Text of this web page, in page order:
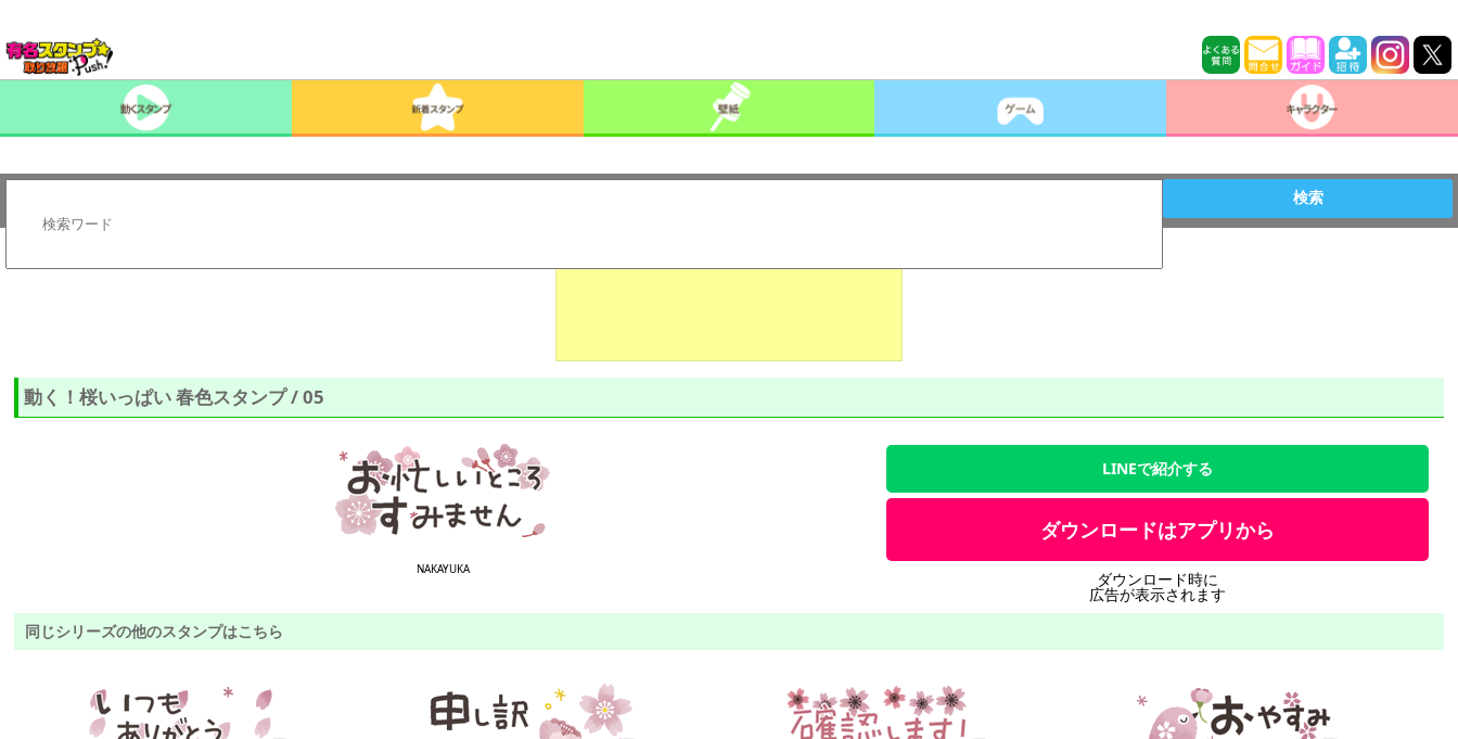
検索
動く！桜いっぱい 春色スタンプ / 05
NAKAYUKA
LINEで紹介する
ダウンロードはアプリから
ダウンロード時に
広告が表示されます
同じシリーズの他のスタンプはこちら